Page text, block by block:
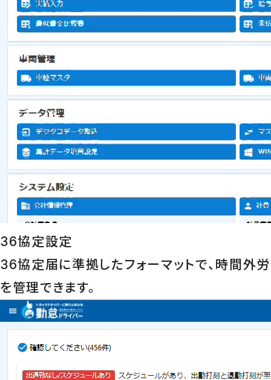
36協定設定
36協定届に準拠したフォーマットで、時間外
を管理できます。